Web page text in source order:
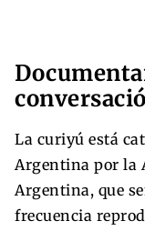
La curiyú está
Argentina por la
Argentina, que
frecuencia